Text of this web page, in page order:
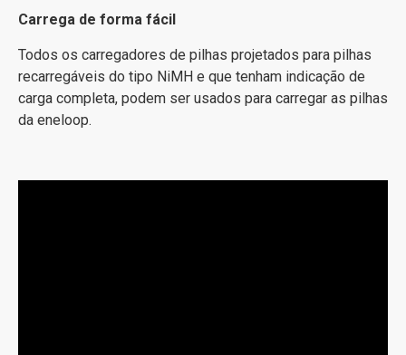
Carrega de forma fácil
Todos os carregadores de pilhas projetados para pilhas
recarregáveis do tipo ​​NiMH e que tenham indicação de
carga completa, podem ser usados ​​para carregar as pilhas
da eneloop.